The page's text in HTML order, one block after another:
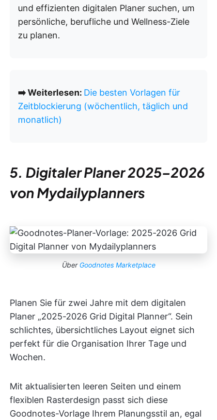
und effizienten digitalen Planer suchen, um
persönliche, berufliche und Wellness-Ziele
zu planen.
➡️ Weiterlesen: Die besten Vorlagen für
Zeitblockierung (wöchentlich, täglich und
monatlich)
5. Digitaler Planer 2025–2026
von Mydailyplanners
Über Goodnotes Marketplace
Planen Sie für zwei Jahre mit dem digitalen
Planer „2025-2026 Grid Digital Planner“. Sein
schlichtes, übersichtliches Layout eignet sich
perfekt für die Organisation Ihrer Tage und
Wochen.
Mit aktualisierten leeren Seiten und einem
flexiblen Rasterdesign passt sich diese
Goodnotes-Vorlage Ihrem Planungsstil an, egal